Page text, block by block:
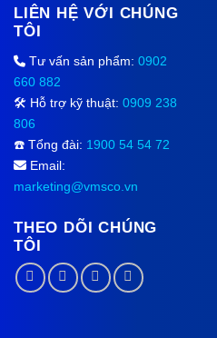
LIÊN HỆ VỚI CHÚNG
TÔI
Tư vấn sản phẩm: 0902
660 882
🛠️ Hỗ trợ kỹ thuật: 0909 238
806
☎️ Tổng đài: 1900 54 54 72
Email:
marketing@vmsco.vn
THEO DÕI CHÚNG
TÔI